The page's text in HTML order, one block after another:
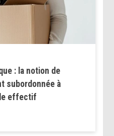
: la notion de
subordonnée à
effectif